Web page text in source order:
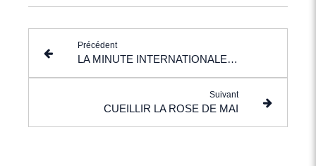
Précédent
LA MINUTE INTERNATIONALE DES ODEURS
Suivant
CUEILLIR LA ROSE DE MAI